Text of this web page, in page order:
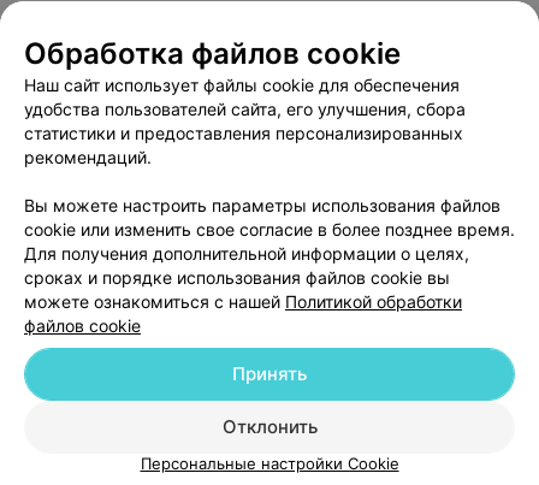
Пользовательское соглашение
Способы оплаты
Вакансии
Партнеры
Написать руководителю 103.by
Обработка персональных данных
© 2026 ООО «Артокс Лаб», УНП 191700409
| 220012, Республика Беларусь,
Служба поддержки +375 291212755
Обработка файлов cookie
Наш сайт использует файлы cookie для обеспечения
удобства пользователей сайта, его улучшения, сбора
статистики и предоставления персонализированных
рекомендаций.
Вы можете настроить параметры использования файлов
cookie или изменить свое согласие в более позднее время.
Для получения дополнительной информации о целях,
сроках и порядке использования файлов cookie вы
можете ознакомиться с нашей Политикой обработки
файлов cookie
Отклонить
Принять
Персональные настройки Cookie